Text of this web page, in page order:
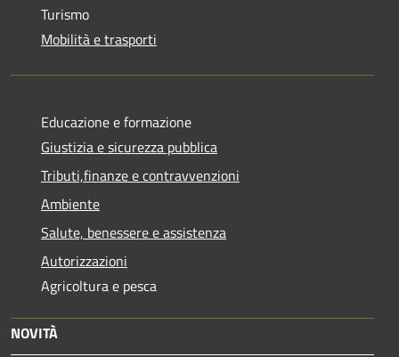
Turismo
Mobilità e trasporti
Educazione e formazione
Giustizia e sicurezza pubblica
Tributi,finanze e contravvenzioni
Ambiente
Salute, benessere e assistenza
Autorizzazioni
Agricoltura e pesca
NOVITÀ